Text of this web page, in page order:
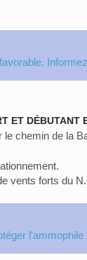
ET DÉBUTANT
chemin de la
vents forts du